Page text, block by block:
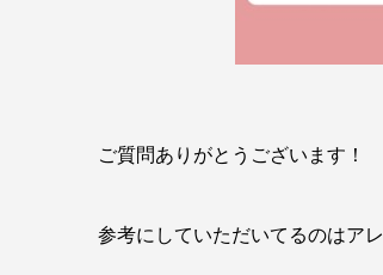
ご質問ありがとうございます！
参考にしていただいてるのはア